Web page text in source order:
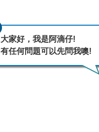
大家好，我是阿滴仔!
有任何問題可以先問我噢!